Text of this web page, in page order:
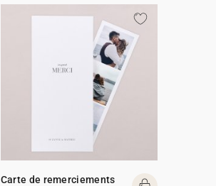
Carte de remerciements